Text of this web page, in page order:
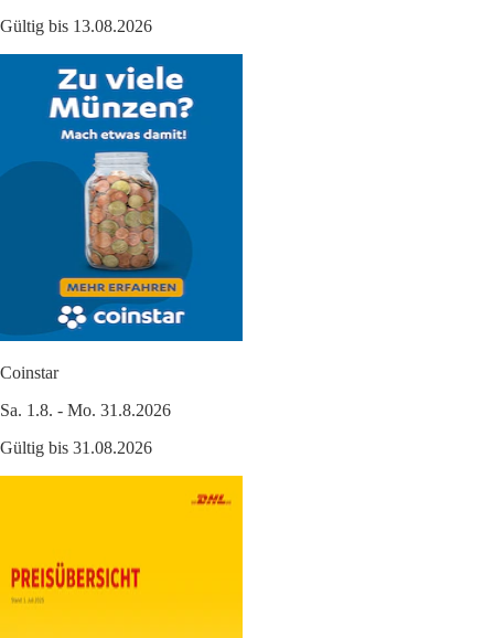
Gültig bis 13.08.2026
Coinstar
Sa. 1.8. - Mo. 31.8.2026
Gültig bis 31.08.2026